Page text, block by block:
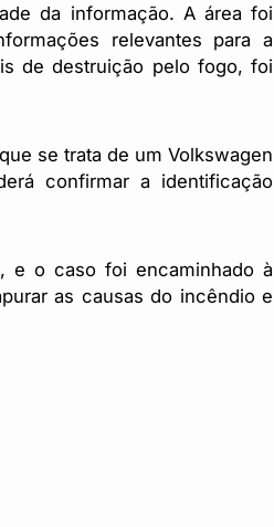
da informação. A área foi
relevantes para a
de destruição pelo fogo, foi
se trata de um Volkswagen
confirmar a identificação
e o caso foi encaminhado à
as causas do incêndio e